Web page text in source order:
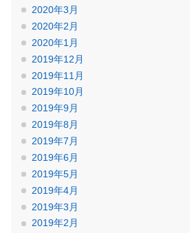
2020年3月
2020年2月
2020年1月
2019年12月
2019年11月
2019年10月
2019年9月
2019年8月
2019年7月
2019年6月
2019年5月
2019年4月
2019年3月
2019年2月